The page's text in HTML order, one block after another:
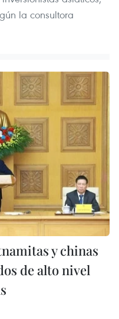
la consultora
y chinas
de alto nivel